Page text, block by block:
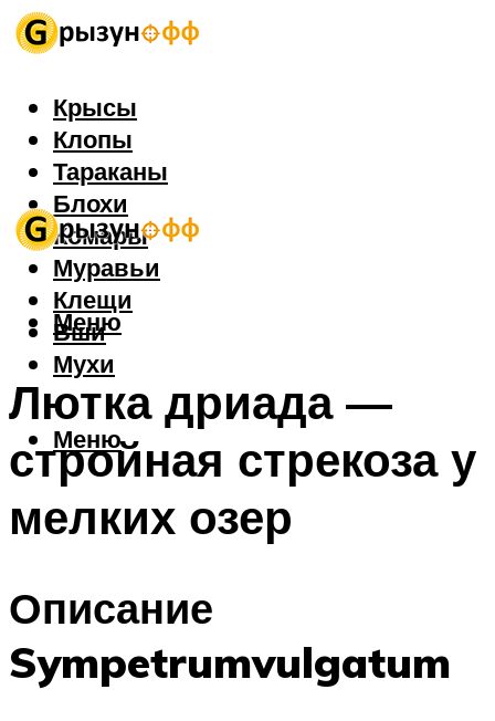
Крысы
Клопы
Тараканы
Блохи
Комары
Муравьи
Клещи
Вши
Мухи
Меню
Меню
Лютка дриада —
стройная стрекоза у
мелких озер
Описание
Sympetrumvulgatum